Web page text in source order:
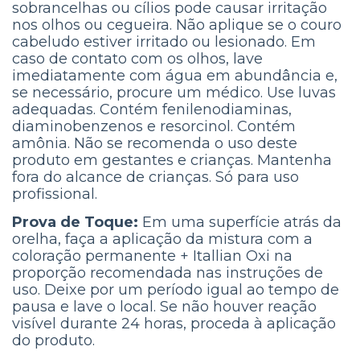
sobrancelhas ou cílios pode causar irritação
nos olhos ou cegueira. Não aplique se o couro
cabeludo estiver irritado ou lesionado. Em
caso de contato com os olhos, lave
imediatamente com água em abundância e,
se necessário, procure um médico. Use luvas
adequadas. Contém fenilenodiaminas,
diaminobenzenos e resorcinol. Contém
amônia. Não se recomenda o uso deste
produto em gestantes e crianças. Mantenha
fora do alcance de crianças. Só para uso
profissional.
Prova de Toque: Em uma superfície atrás da
orelha, faça a aplicação da mistura com a
coloração permanente + Itallian Oxi na
proporção recomendada nas instruções de
uso. Deixe por um período igual ao tempo de
pausa e lave o local. Se não houver reação
visível durante 24 horas, proceda à aplicação
do produto.